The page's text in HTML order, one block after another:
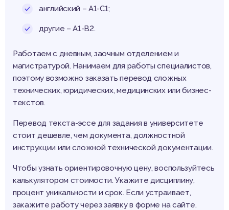
английский – А1-С1;
другие – А1-B2.
Работаем с дневным, заочным отделением и
магистратурой. Нанимаем для работы специалистов,
поэтому возможно заказать перевод сложных
технических, юридических, медицинских или бизнес-
текстов.
Перевод текста-эссе для задания в университете
стоит дешевле, чем документа, должностной
инструкции или сложной технической документации.
Чтобы узнать ориентировочную цену, воспользуйтесь
калькулятором стоимости. Укажите дисциплину,
процент уникальности и срок. Если устраивает,
закажите работу через заявку в форме на сайте.